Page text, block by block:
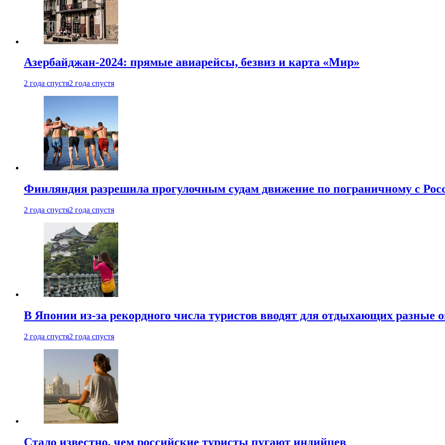
Азербайджан-2024: прямые авиарейсы, безвиз и карта «Мир»
2 года спустя2 года спустя
Финляндия разрешила прогулочным судам движение по пограничному с
2 года спустя2 года спустя
В Японии из-за рекордного числа туристов вводят для отдыхающих разные
2 года спустя2 года спустя
Стало известно, чем российские туристы пугают индийцев